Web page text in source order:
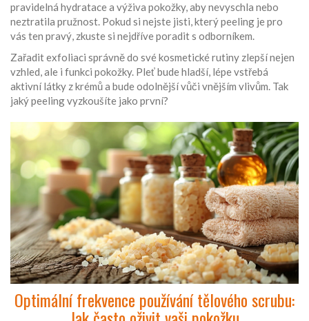
pravidelná hydratace a výživa pokožky, aby nevyschla nebo
neztratila pružnost. Pokud si nejste jisti, který peeling je pro
vás ten pravý, zkuste si nejdříve poradit s odborníkem.
Zařadit exfoliaci správně do své kosmetické rutiny zlepší nejen
vzhled, ale i funkci pokožky. Pleť bude hladší, lépe vstřebá
aktivní látky z krémů a bude odolnější vůči vnějším vlivům. Tak
jaký peeling vyzkoušíte jako první?
Optimální frekvence používání tělového scrubu: